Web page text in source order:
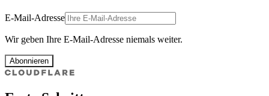
E-Mail-Adresse
Wir geben Ihre E-Mail-Adresse niemals weiter.
Abonnieren